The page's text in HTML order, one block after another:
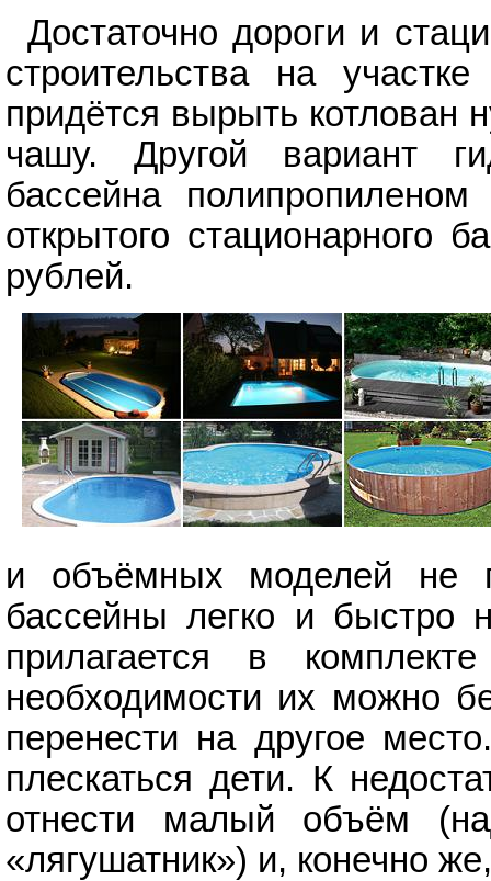
Достаточно дороги и
строительства на
придётся вырыть котлован
чашу. Другой вариант
бассейна
открытого стационарного
рублей.
и объёмных моделей не
бассейны легко и быстро
прилагается в
необходимости их можно
перенести на другое
плескаться дети. К
отнести малый объём
«лягушатник») и, конечно